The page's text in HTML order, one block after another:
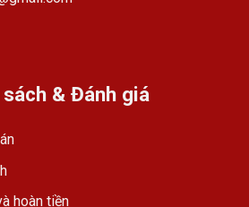
sách & Đánh giá
hoàn tiền